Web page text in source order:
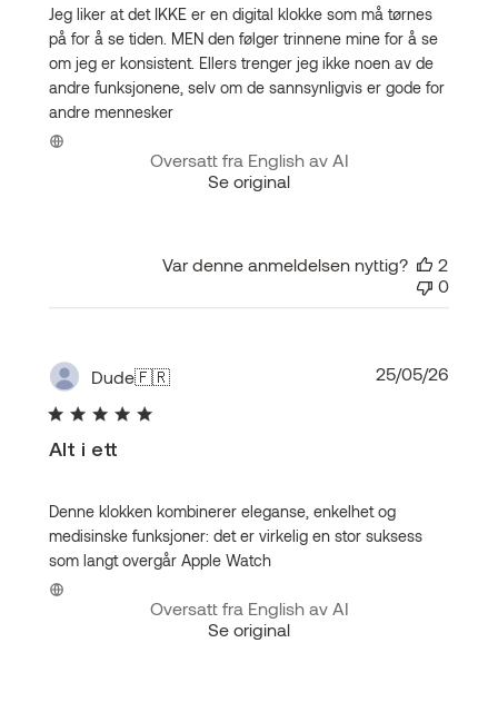
Jeg liker at det IKKE er en digital klokke som må tørnes
på for å se tiden. MEN den følger trinnene mine for å se
om jeg er konsistent. Ellers trenger jeg ikke noen av de
andre funksjonene, selv om de sannsynligvis er gode for
andre mennesker
Oversatt fra English av AI
Se original
Var denne anmeldelsen nyttig?
2
0
Dude🇫🇷
Alt i ett
Denne klokken kombinerer eleganse, enkelhet og
medisinske funksjoner: det er virkelig en stor suksess
som langt overgår Apple Watch
Oversatt fra English av AI
Se original
25/05/26